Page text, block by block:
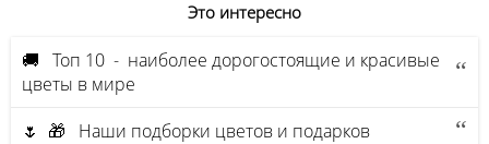
Это интересно
🚚 Топ 10 - наиболее дорогостоящие и красивые
цветы в мире
🌷 🎁 Наши подборки цветов и подарков